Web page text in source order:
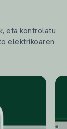
eta kontrolatu
elektrikoaren